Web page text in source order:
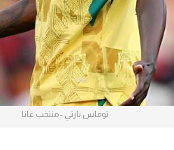
توماس بارتي - منتخب غانا